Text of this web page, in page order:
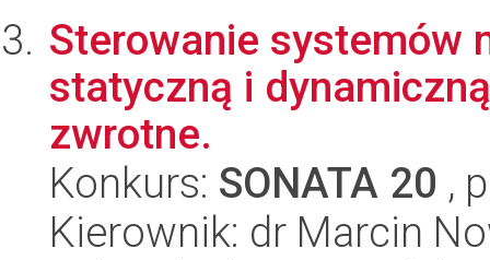
Sterowanie systemów
statyczną i
zwrotne.
Konkurs: SONATA 20 ,
Kierownik: dr Marcin